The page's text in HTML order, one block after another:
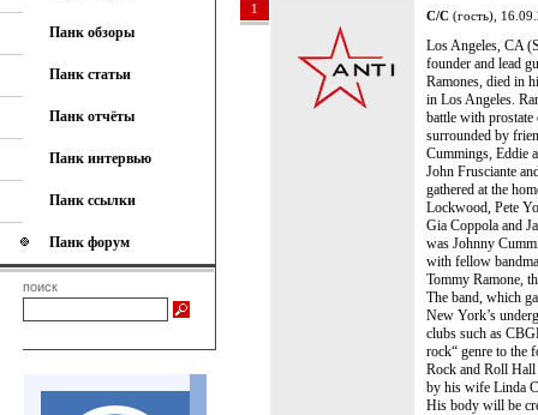
Панк обзоры
Панк статьи
Панк отчёты
Панк интервью
Панк ссылки
Панк форум
поиск
1 C/C (гость),
Los Angeles, CA
founder and lead
Ramones, died in
in Los Angeles.
battle with prostate
surrounded by
Cummings, Eddie
John Frusciante
gathered at the
Lockwood, Pete
Gia Coppola and
was Johnny
with fellow
Tommy Ramone,
The band, which
New York’s
clubs such as
rock“ genre to the
Rock and Roll
by his wife Linda
His body will be